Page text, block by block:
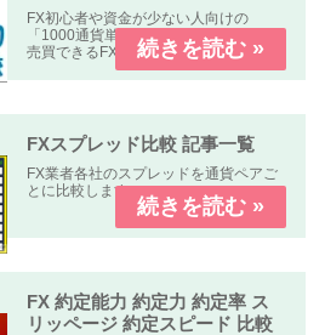
FX初心者や資金が少ない人向けの
「1000通貨単位以下、手数料無料」で
売買できるFX業者の比較記事です。
FXスプレッド比較 記事一覧
FX業者各社のスプレッドを通貨ペアご
とに比較します。
FX 約定能力 約定力 約定率 ス
リッページ 約定スピード 比較